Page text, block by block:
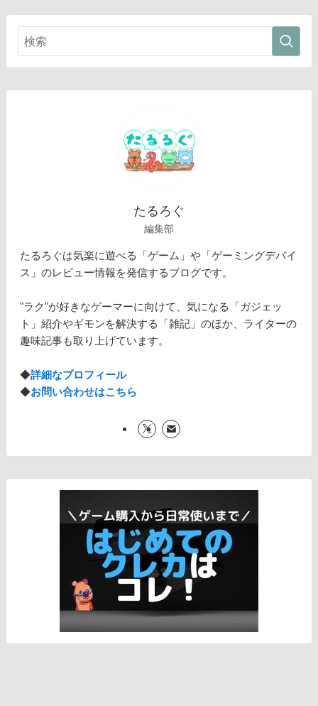
たるろぐ
編集部
たるろぐは気楽に遊べる「ゲーム」や「ゲーミングデバイ
ス」のレビュー情報を発信するブログです。
"ラク"が好きなゲーマーに向けて、気になる「ガジェッ
ト」紹介やギモンを解決する「雑記」のほか、ライターの
趣味記事も取り上げています。
◆詳細なプロフィール
◆お問い合わせはこちら